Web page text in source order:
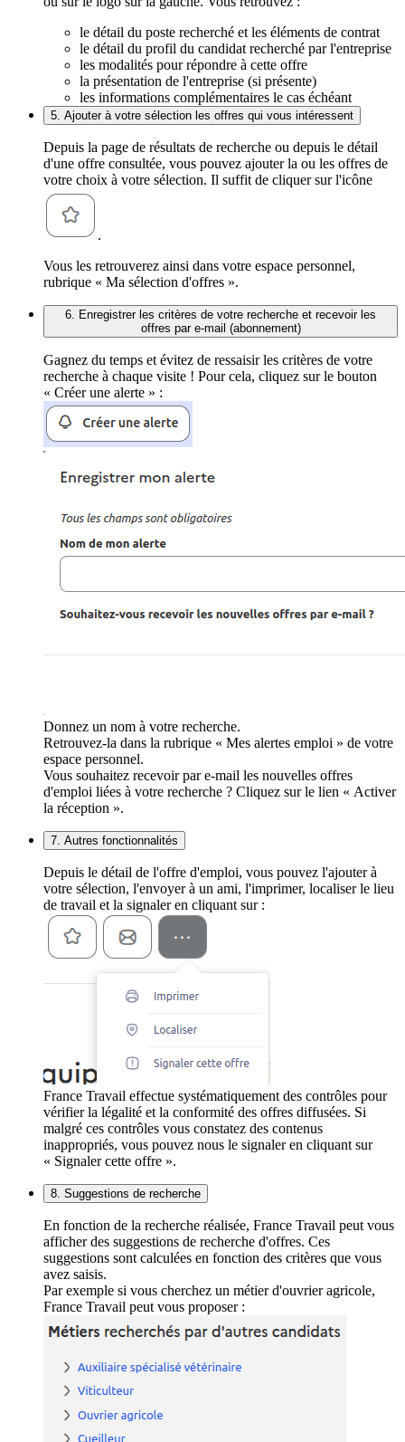
le détail du poste recherché et les éléments de contrat
le détail du profil du candidat recherché par l'entreprise
les modalités pour répondre à cette offre
la présentation de l'entreprise (si présente)
les informations complémentaires le cas échéant
5. Ajouter à votre sélection les offres qui vous intéressent
Depuis la page de résultats de recherche ou depuis le détail
d'une offre consultée, vous pouvez ajouter la ou les offres de
votre choix à votre sélection. Il suffit de cliquer sur l'icône
.
Vous les retrouverez ainsi dans votre espace personnel,
rubrique « Ma sélection d'offres ».
6. Enregistrer les critères de votre recherche et recevoir les
offres par e-mail (abonnement)
Gagnez du temps et évitez de ressaisir les critères de votre
recherche à chaque visite ! Pour cela, cliquez sur le bouton
« Créer une alerte » :
Donnez un nom à votre recherche.
Retrouvez-la dans la rubrique « Mes alertes emploi » de votre
espace personnel.
Vous souhaitez recevoir par e-mail les nouvelles offres
d'emploi liées à votre recherche ? Cliquez sur le lien « Activer
la réception ».
7. Autres fonctionnalités
Depuis le détail de l'offre d'emploi, vous pouvez l'ajouter à
votre sélection, l'envoyer à un ami, l'imprimer, localiser le lieu
de travail et la signaler en cliquant sur :
France Travail effectue systématiquement des contrôles pour
vérifier la légalité et la conformité des offres diffusées. Si
malgré ces contrôles vous constatez des contenus
inappropriés, vous pouvez nous le signaler en cliquant sur
« Signaler cette offre ».
8. Suggestions de recherche
En fonction de la recherche réalisée, France Travail peut vous
afficher des suggestions de recherche d'offres. Ces
suggestions sont calculées en fonction des critères que vous
avez saisis.
Par exemple si vous cherchez un métier d'ouvrier agricole,
France Travail peut vous proposer :